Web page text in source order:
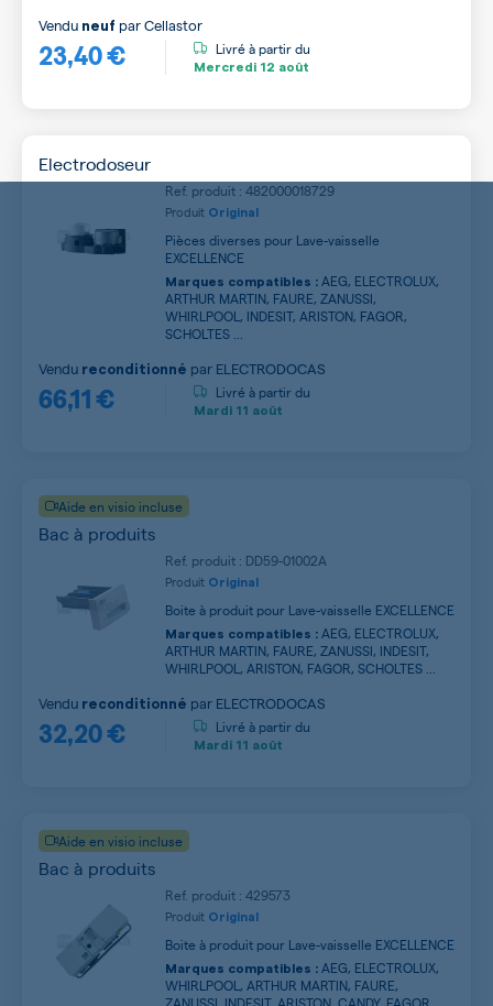
23,40 €
Vendu neuf parCellastor
Livré à partir du
Mercredi 12 août
Electrodoseur
Ref. produit : 482000018729
Produit Original
Pièces diverses pour Lave-vaisselle
EXCELLENCE
Marques compatibles : AEG, ELECTROLUX,
ARTHUR MARTIN, FAURE, ZANUSSI,
WHIRLPOOL, INDESIT, ARISTON, FAGOR,
SCHOLTES ...
66,11 €
Vendu reconditionné par ELECTRODOCAS
Livré à partir du
Mardi 11 août
Aide en visio incluse
Bac à produits
Ref. produit : DD59-01002A
Produit Original
Boite à produit pour Lave-vaisselle EXCELLENCE
Marques compatibles : AEG, ELECTROLUX,
ARTHUR MARTIN, FAURE, ZANUSSI, INDESIT,
WHIRLPOOL, ARISTON, FAGOR, SCHOLTES ...
32,20 €
Vendu reconditionné par ELECTRODOCAS
Livré à partir du
Mardi 11 août
Aide en visio incluse
Bac à produits
Ref. produit : 429573
Produit Original
Boite à produit pour Lave-vaisselle EXCELLENCE
Marques compatibles : AEG, ELECTROLUX,
WHIRLPOOL, ARTHUR MARTIN, FAURE,